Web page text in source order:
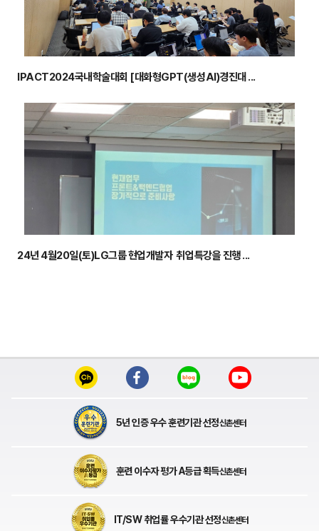
IPACT2024국내학술대회 [대화형GPT(생성AI)경진대 ...
24년 4월20일(토)LG그룹 현업개발자 취업특강을 진행 ...
5년 인증 우수 훈련기관 선정신촌센터
훈련 이수자 평가 A등급 획득신촌센터
IT/SW 취업률 우수기관 선정신촌센터